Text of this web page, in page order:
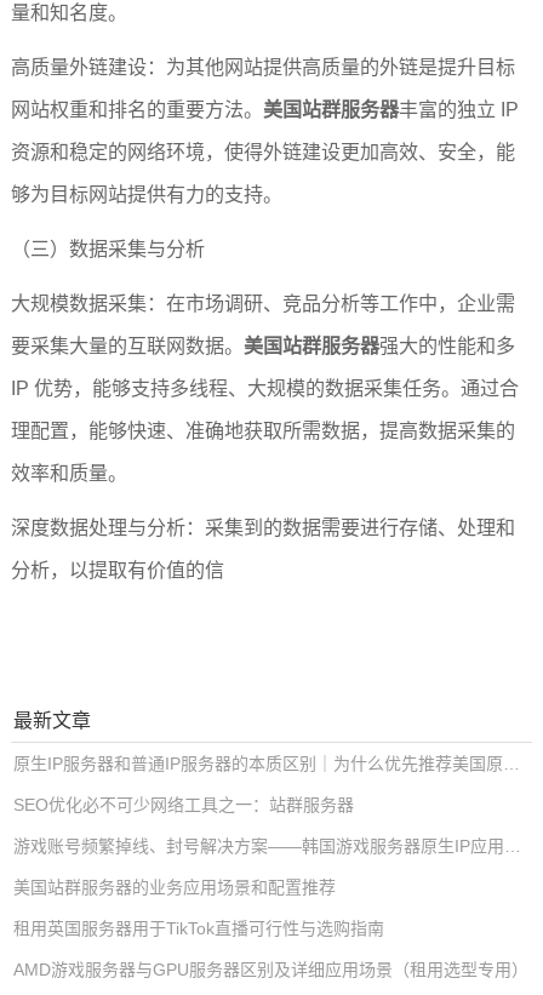
量和知名度。
高质量外链建设：为其他网站提供高质量的外链是提升目标
网站权重和排名的重要方法。 美国站群服务器丰富的独立 IP
资源和稳定的网络环境，使得外链建设更加高效、安全，能
够为目标网站提供有力的支持。
（三）数据采集与分析
大规模数据采集：在市场调研、竞品分析等工作中，企业需
要采集大量的互联网数据。 美国站群服务器强大的性能和多
IP 优势，能够支持多线程、大规模的数据采集任务。通过合
理配置，能够快速、准确地获取所需数据，提高数据采集的
效率和质量。
深度数据处理与分析：采集到的数据需要进行存储、处理和
分析，以提取有价值的信
最新文章
SEO优化必不可少网络工具之一：站群服务器
美国站群服务器的业务应用场景和配置推荐
租用英国服务器用于TikTok直播可行性与选购指南
AMD游戏服务器与GPU服务器区别及详细应用场景（租用选型专用）